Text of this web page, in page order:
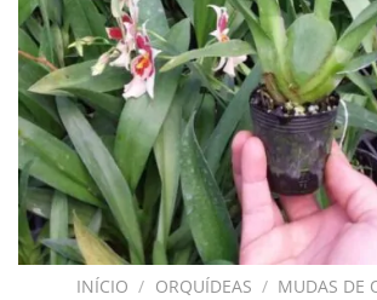
INÍCIO / ORQUÍDEAS / MUDAS DE